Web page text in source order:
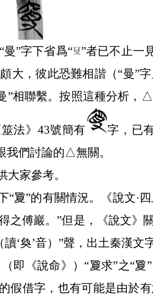
曼”字下省爲“
”者已不止一
大，彼此恐難相諧（“曼”
”相聯繫。按照這種分析
法》 43號簡有
字，已
我們討論的△無關。
家參考。
夐”的有關情況。《說文·四
傅巖。”但是，《說文》
（讀‘奐’音）”聲，出土秦漢文
即《說命》）“夐求”之“夐
假借字，也有可能是由於